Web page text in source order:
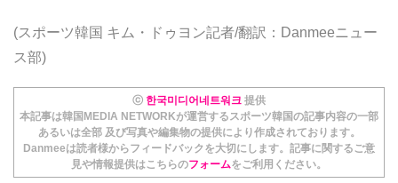
(スポーツ韓国 キム・ドゥヨン記者/翻訳：Danmeeニュー
ス部)
ⓒ 한국미디어네트워크 提供
本記事は韓国MEDIA NETWORKが運営するスポーツ韓国の記事内容の一部
あるいは全部 及び写真や編集物の提供により作成されております。
Danmeeは読者様からフィードバックを大切にします。記事に関するご意
見や情報提供はこちらのフォームをご利用ください。